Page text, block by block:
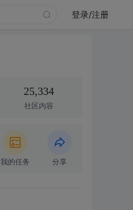
登录/注册
25,334
社区内容
我的任务 分享